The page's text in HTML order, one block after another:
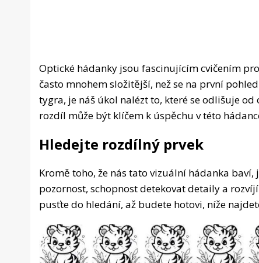
Optické hádanky jsou fascinujícím cvičením
často mnohem složitější, než se na první
tygra, je náš úkol nalézt to, které se odlišuje
rozdíl může být klíčem k úspěchu v této
Hledejte rozdílný prvek
Kromě toho, že nás tato vizuální hádanka
pozornost, schopnost detekovat detaily a
pusťte do hledání, až budete hotovi, níže